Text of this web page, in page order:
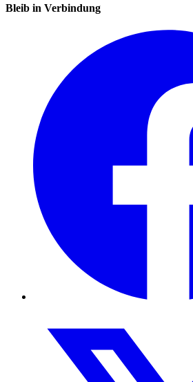
Bleib in Verbindung